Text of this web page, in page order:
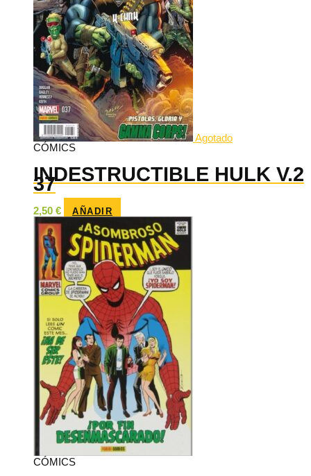
Agotado
CÓMICS
INDESTRUCTIBLE HULK V.2
37
2,50 € AÑADIR
CÓMICS